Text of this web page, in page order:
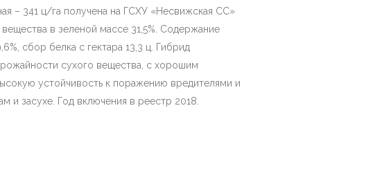
– 341 ц/га получена на ГСХУ «Несвижская СС»
в зеленой массе 31,5%. Содержание
сбор белка с гектара 13,3 ц. Гибрид
сухого вещества, с хорошим
устойчивость к поражению вредителями и
и засухе. Год включения в реестр 2018.